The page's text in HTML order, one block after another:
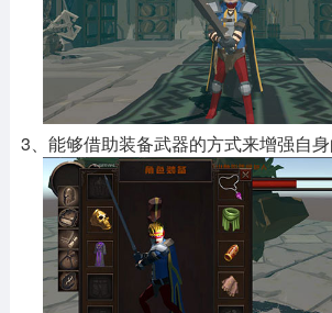
3、能够借助装备武器的方式来增强自身